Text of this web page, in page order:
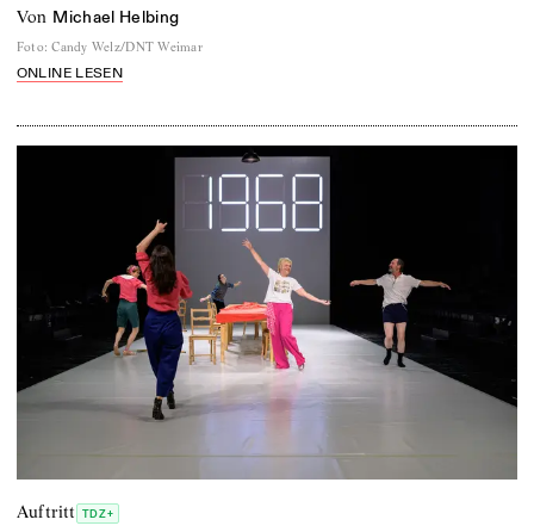
von Michael Helbing
Foto: Candy Welz/DNT Weimar
ONLINE LESEN
Auftritt TDZ+